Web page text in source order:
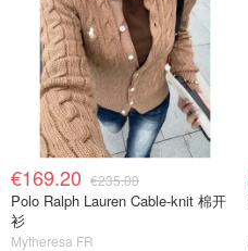
€169.20 €235.00
Polo Ralph Lauren Cable-knit 棉开
衫
Mytheresa FR